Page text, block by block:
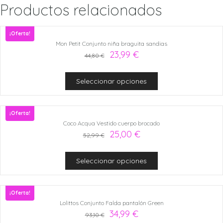
Productos relacionados
¡Oferta!
Mon Petit Conjunto niña braguita sandias
44,80€ 23,99 €
Seleccionar opciones
¡Oferta!
Coco Acqua Vestido cuerpo brocado
52,99€ 25,00 €
Seleccionar opciones
¡Oferta!
Lolittos Conjunto Falda pantalón Green
93,10€ 34,99 €